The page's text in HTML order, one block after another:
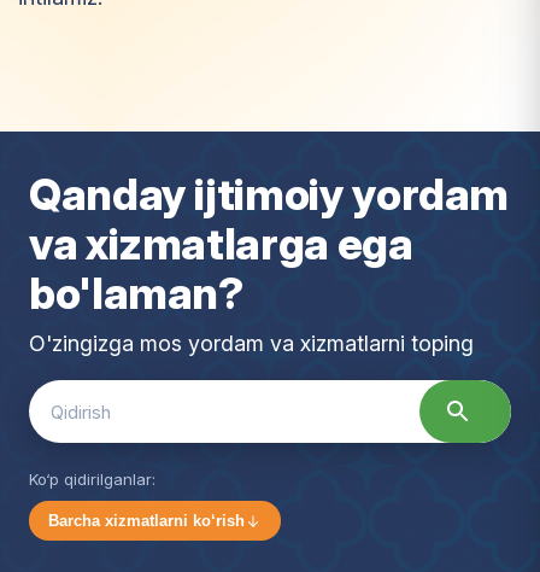
mtiy oz
Qanday ijtimoiy yordam
va xizmatlarga ega
bo'laman?
O'zingizga mos yordam va xizmatlarni toping
Search
for:
Ko‘p qidirilganlar:
Barcha xizmatlarni ko‘rish